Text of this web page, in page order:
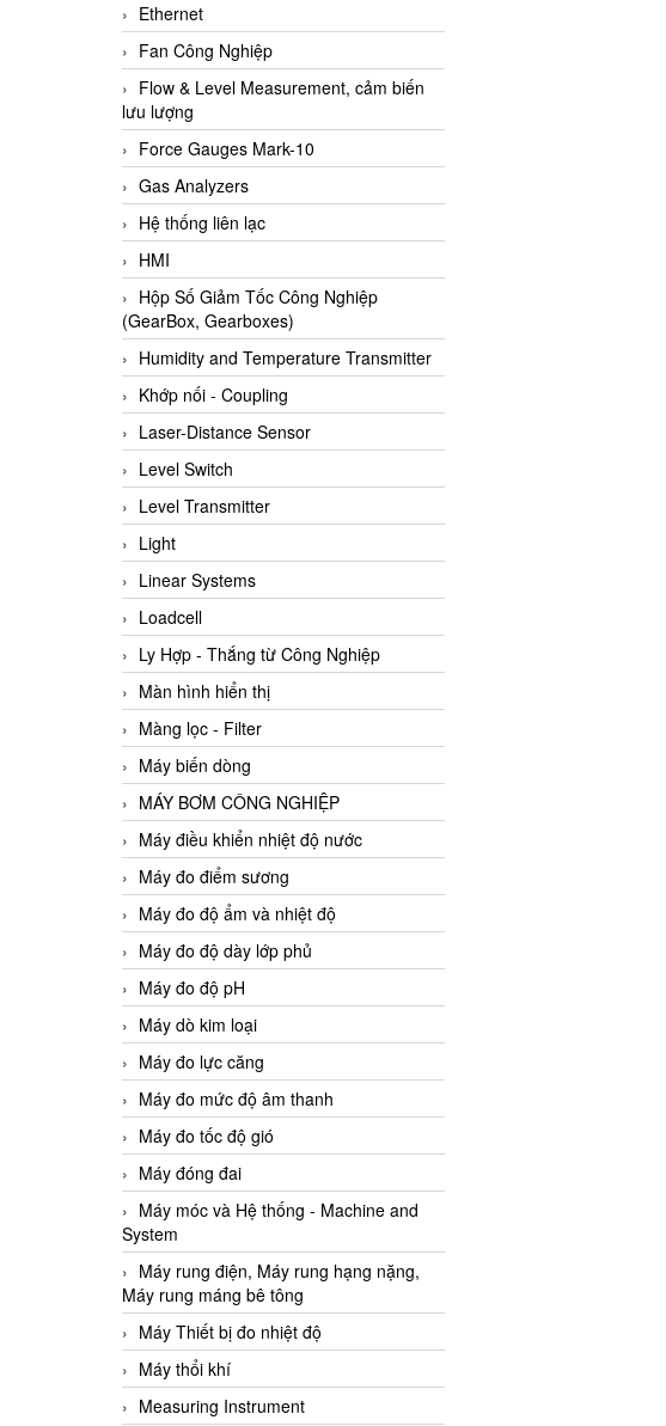
Ethernet
Fan Công Nghiệp
Flow & Level Measurement, cảm biến
lưu lượng
Force Gauges Mark-10
Gas Analyzers
Hệ thống liên lạc
HMI
Hộp Số Giảm Tốc Công Nghiệp
(GearBox, Gearboxes)
Humidity and Temperature Transmitter
Khớp nối - Coupling
Laser-Distance Sensor
Level Switch
Level Transmitter
Light
Linear Systems
Loadcell
Ly Hợp - Thắng từ Công Nghiệp
Màn hình hiển thị
Màng lọc - Filter
Máy biến dòng
MÁY BƠM CÔNG NGHIỆP
Máy điều khiển nhiệt độ nước
Máy đo điểm sương
Máy đo độ ẩm và nhiệt độ
Máy đo độ dày lớp phủ
Máy đo độ pH
Máy dò kim loại
Máy đo lực căng
Máy đo mức độ âm thanh
Máy đo tốc độ gió
Máy đóng đai
Máy móc và Hệ thống - Machine and
System
Máy rung điện, Máy rung hạng nặng,
Máy rung máng bê tông
Máy Thiết bị đo nhiệt độ
Máy thổi khí
Measuring Instrument